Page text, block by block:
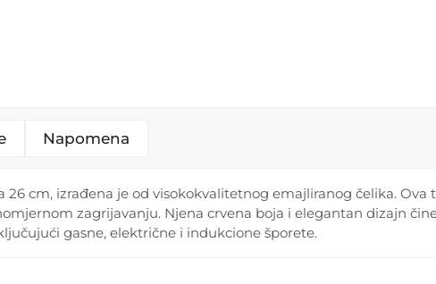
Napomena
26 cm, izrađena je od visokokvalitetnog emajliranog čelika. Ova
zagrijavanju. Njena crvena boja i elegantan dizajn
gasne, električne i indukcione šporete.